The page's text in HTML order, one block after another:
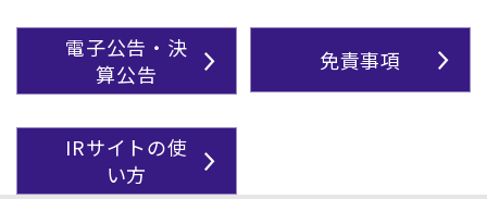
電子公告・決
算公告
免責事項
IRサイトの使
い方